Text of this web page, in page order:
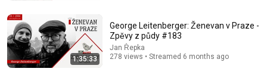
1:35:33
George Leitenberger: Ženevan v Praze -
Zpěvy z půdy #183
Jan Řepka
278 views • Streamed 6 months ago